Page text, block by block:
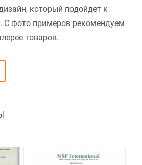
который подойдет к
С фото примеров рекомендуем
товаров.